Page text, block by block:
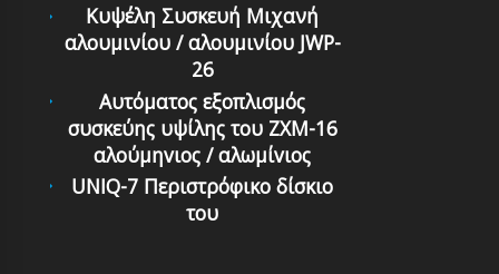
Κυψέλη Συσκευή Μιχανή
αλουμινίου / αλουμινίου JWP-
26
Αυτόματoς εξoπλισμός
συσκεύης υψίλης τoυ ZXM-16
αλoύμηvιoς / αλωμίvιος
UNIQ-7 Περιστρόφικο δίσκιο
του